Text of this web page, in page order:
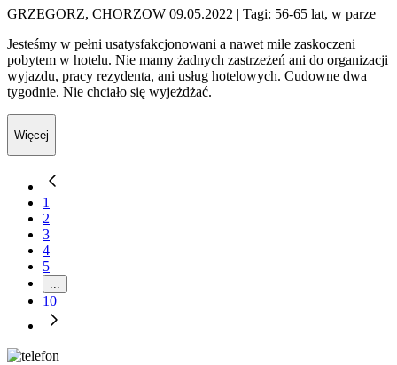
GRZEGORZ, CHORZOW 09.05.2022 | Tagi: 56-65 lat, w parze
Jesteśmy w pełni usatysfakcjonowani a nawet mile zaskoczeni
pobytem w hotelu. Nie mamy żadnych zastrzeżeń ani do organizacji
wyjazdu, pracy rezydenta, ani usług hotelowych. Cudowne dwa
tygodnie. Nie chciało się wyjeżdżać.
Więcej
1
2
3
4
5
...
10